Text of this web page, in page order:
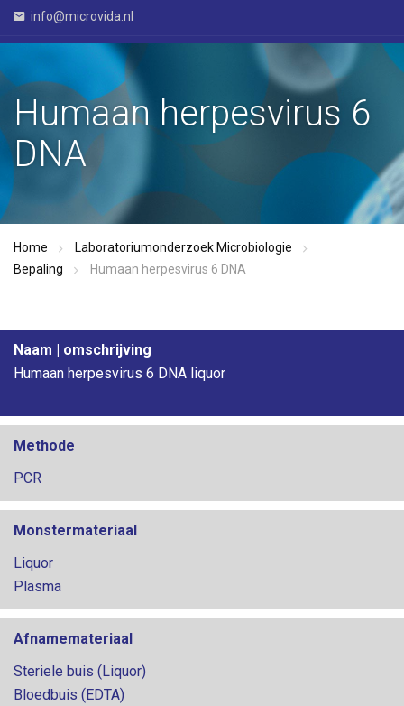
info@microvida.nl
Humaan herpesvirus 6
DNA
Home
Laboratoriumonderzoek Microbiologie
Bepaling
Humaan herpesvirus 6 DNA
Naam | omschrijving
Humaan herpesvirus 6 DNA liquor
Methode
PCR
Monstermateriaal
Liquor
Plasma
Afnamemateriaal
Steriele buis (Liquor)
Bloedbuis (EDTA)